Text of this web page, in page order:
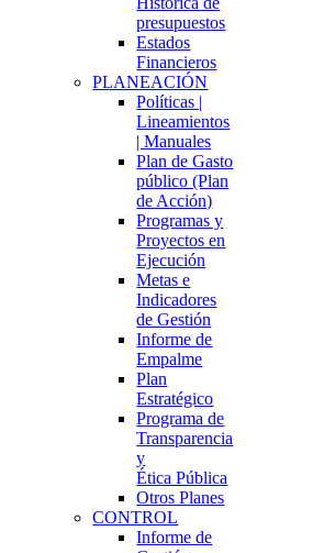
presupuestos
Estados
Financieros
PLANEACIÓN
Políticas |
Lineamientos
| Manuales
Plan de Gasto
público (Plan
de Acción)
Programas y
Proyectos en
Ejecución
Metas e
Indicadores
de Gestión
Informe de
Empalme
Plan
Estratégico
Programa de
Transparencia
y
Ética Pública
Otros Planes
CONTROL
Informe de